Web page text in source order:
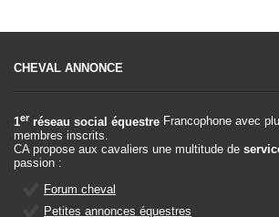
CHEVAL ANNONCE
1er réseau social équestre Francophone avec
membres inscrits.
CA propose aux cavaliers une multitude de
passion :
Forum cheval
Petites annonces équestres